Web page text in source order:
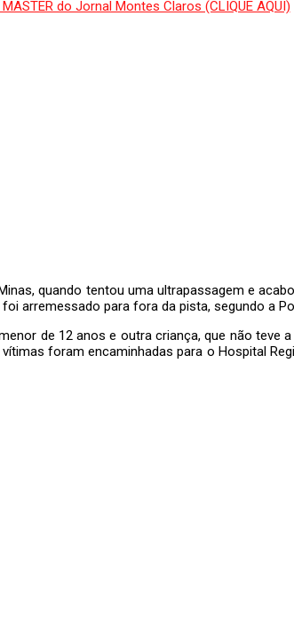
quando tentou uma ultrapassagem e
arremessado para fora da pista, segundo a
de 12 anos e outra criança, que não teve
foram encaminhadas para o Hospital